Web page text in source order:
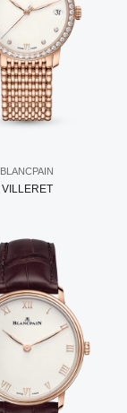
BLANCPAIN
VILLERET